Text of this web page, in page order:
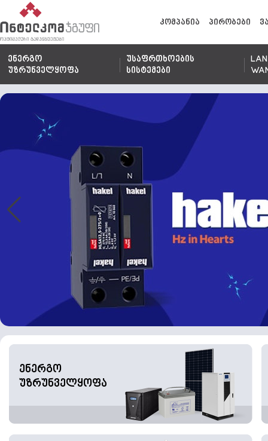
კომპანია პირობები
ენერგო
უზრუნველყოფა
უსაფრთხოების
სისტემები
ენერგო
უზრუნველყოფა